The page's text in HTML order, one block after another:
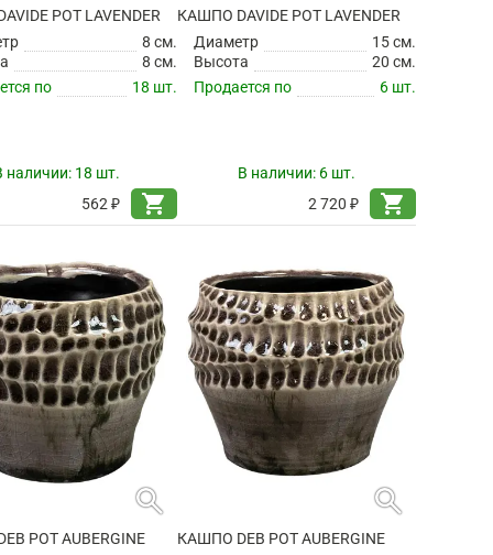
POT LAVENDER
8 см.
8 см.
по
18 шт.
наличии: 18 шт.
562 ₽
shopping_cart
КАШПО DAVIDE POT LAVENDER
Диаметр
15 см.
Высота
20 см.
Продается по
6 шт.
В наличии: 6 шт.
2 720 ₽
shopping_cart
search
POT AUBERGINE
search
КАШПО DEB POT AUBERGINE